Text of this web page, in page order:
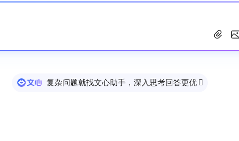
复杂问题就找文心助手，深入思考回答更优 